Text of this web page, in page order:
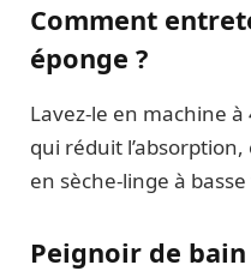
Comment
éponge ?
Lavez-le en machine à
qui réduit l’absorption,
en sèche-linge à
Peignoir de bain